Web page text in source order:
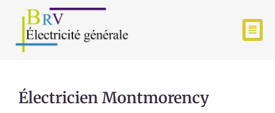
Électricien Montmorency